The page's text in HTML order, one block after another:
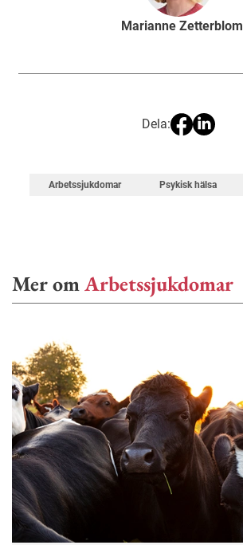
Marianne Zetterblom
Dela:
Arbetssjukdomar Psykisk hälsa
Mer omArbetssjukdomar